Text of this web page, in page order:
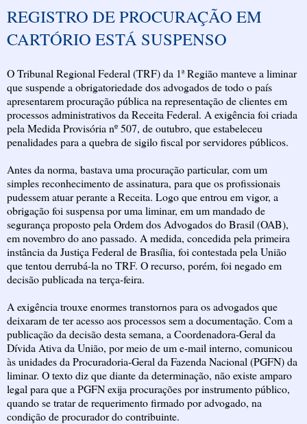
REGISTRO DE PROCURAÇÃO EM
CARTÓRIO ESTÁ SUSPENSO
O Tribunal Regional Federal (TRF) da 1ª Região manteve a liminar
que suspende a obrigatoriedade dos advogados de todo o país
apresentarem procuração pública na representação de clientes em
processos administrativos da Receita Federal. A exigência foi criada
pela Medida Provisória nº 507, de outubro, que estabeleceu
penalidades para a quebra de sigilo fiscal por servidores públicos.
Antes da norma, bastava uma procuração particular, com um
simples reconhecimento de assinatura, para que os profissionais
pudessem atuar perante a Receita. Logo que entrou em vigor, a
obrigação foi suspensa por uma liminar, em um mandado de
segurança proposto pela Ordem dos Advogados do Brasil (OAB),
em novembro do ano passado. A medida, concedida pela primeira
instância da Justiça Federal de Brasília, foi contestada pela União
que tentou derrubá-la no TRF. O recurso, porém, foi negado em
decisão publicada na terça-feira.
A exigência trouxe enormes transtornos para os advogados que
deixaram de ter acesso aos processos sem a documentação. Com a
publicação da decisão desta semana, a Coordenadora-Geral da
Dívida Ativa da União, por meio de um e-mail interno, comunicou
às unidades da Procuradoria-Geral da Fazenda Nacional (PGFN) da
liminar. O texto diz que diante da determinação, não existe amparo
legal para que a PGFN exija procurações por instrumento público,
quando se tratar de requerimento firmado por advogado, na
condição de procurador do contribuinte.